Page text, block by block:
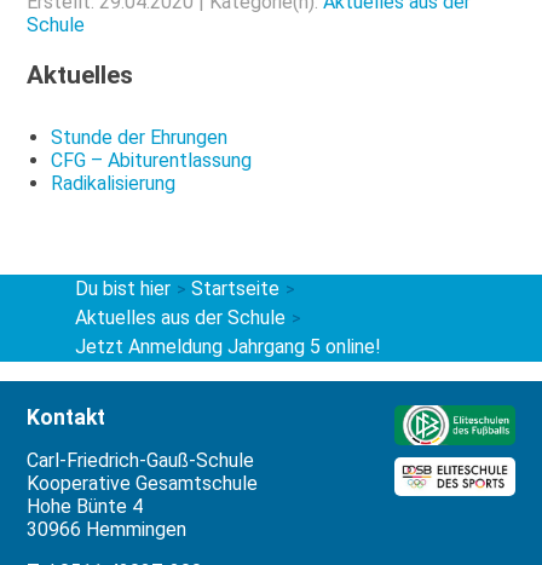
Schule
Aktuelles
Stunde der Ehrungen
CFG – Abiturentlassung
Radikalisierung
Du bist hier > Startseite >
Aktuelles aus der Schule >
Jetzt Anmeldung Jahrgang 5 online!
Kontakt
Carl-Friedrich-Gauß-Schule
Kooperative Gesamtschule
Hohe Bünte 4
30966 Hemmingen